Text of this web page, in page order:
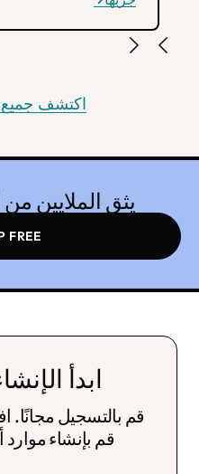
اكتشف جميع
يثق الملايين
FREE
ابدأ
قم بالتسجيل مجانًا.
قم بإنشاء